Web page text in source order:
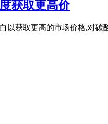
获取更高价
以获取更高的市场价格,对